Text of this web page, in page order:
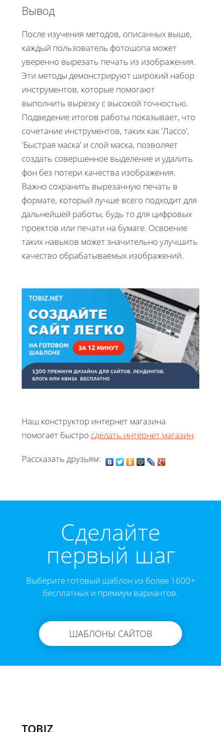
Вывод
После изучения методов, описанных выше,
каждый пользователь фотошопа может
уверенно вырезать печать из изображения.
Эти методы демонстрируют широкий набор
инструментов, которые помогают
выполнить вырезку с высокой точностью.
Подведение итогов работы показывает, что
сочетание инструментов, таких как 'Лассо',
'Быстрая маска' и слой маска, позволяет
создать совершенное выделение и удалить
фон без потери качества изображения.
Важно сохранить вырезанную печать в
формате, который лучше всего подходит для
дальнейшей работы, будь то для цифровых
проектов или печати на бумаге. Освоение
таких навыков может значительно улучшить
качество обрабатываемых изображений.
Наш конструктор интернет магазина
помогает быстро сделать интернет магазин.
Рассказать друзьям:
Cделайте
первый шаг
Выберите готовый шаблон из более 1600+
бесплатных и премиум вариантов.
ШАБЛОНЫ САЙТОВ
TOBIZ